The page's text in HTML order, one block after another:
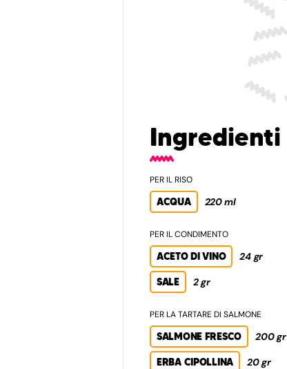
Ingredienti
PER IL RISO
ACQUA 220 ml
PER IL CONDIMENTO
ACETO DI VINO 24 gr
SALE 2 gr
PER LA TARTARE DI SALMONE
SALMONE FRESCO 200 gr
ERBA CIPOLLINA 20 gr